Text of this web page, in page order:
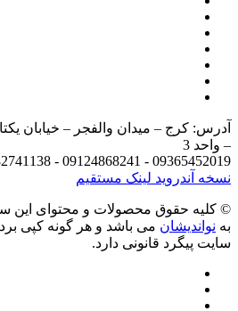
3
09365452019 - 09124868241 -
آندرویدلینک مستقیم
حقوق محصولات و محتوای اين سایت
می باشد و هر گونه کپی برداری
پیگرد قانونی دارد.